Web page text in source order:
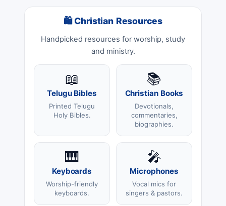
🛍 Christian Resources
Handpicked resources for worship, study
and ministry.
📖
Telugu Bibles
Printed Telugu
Holy Bibles.
📚
Christian Books
Devotionals,
commentaries,
biographies.
🎹
Keyboards
Worship-friendly
keyboards.
🎤
Microphones
Vocal mics for
singers & pastors.